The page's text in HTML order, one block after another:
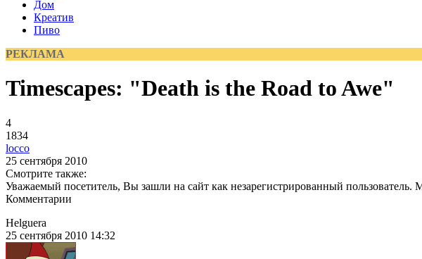
Дом
Креатив
Пиво
РЕКЛАМА
Timescapes: "Death is the Road to Awe"
4
1834
locco
25 сентября 2010
Смотрите также:
Уважаемый посетитель, Вы зашли на сайт как незарегистрированный
Комментарии
Helguera
25 сентября 2010 14:32